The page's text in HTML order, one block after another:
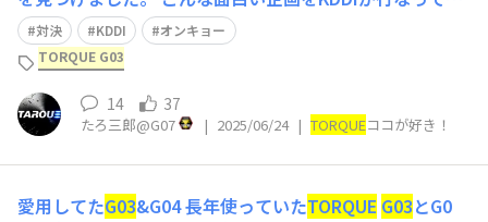
たんですね。ヒーローベルトもそうでした。「Time & Sp
ace」がなくなって久しいですが、楽しい記事ばかりで楽
しみでした。また復活してくれないかな。 【『タフネス
ス
対決 KDDI
オンキョー
TORQUE G03
14 37
たろ三郎@G07 | 2025/06/24 | TORQUEココが好き！
愛用してたG03&G04長年使っていたTORQUE G03とG0